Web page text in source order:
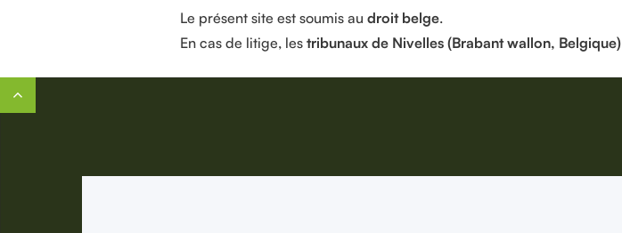
Le présent site est soumis au droit belge.
En cas de litige, les tribunaux de Nivelles (Brabant wallon, Belgique)